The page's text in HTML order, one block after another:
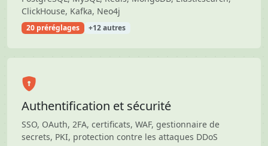
ClickHouse, Kafka, Neo4j
20 préréglages +12 autres
Authentification et sécurité
SSO, OAuth, 2FA, certificats, WAF, gestionnaire de
secrets, PKI, protection contre les attaques DDoS